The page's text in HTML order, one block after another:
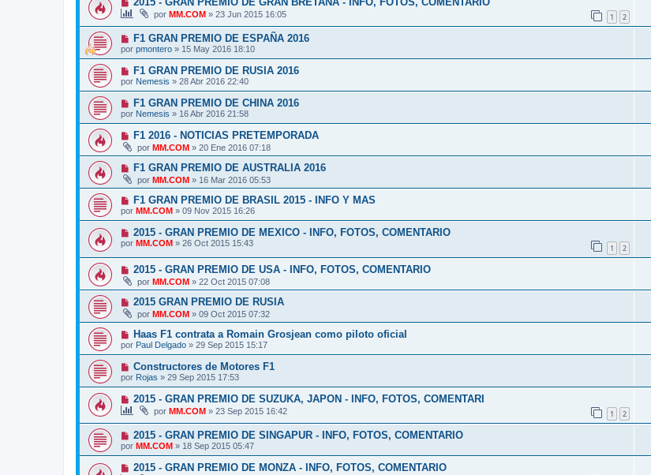
por MM.COM » 23 Jun 2015 16:05 1 2
F1 GRAN PREMIO DE ESPAÑA 2016
por pmontero » 15 May 2016 18:10
F1 GRAN PREMIO DE RUSIA 2016
por Nemesis » 28 Abr 2016 22:40
F1 GRAN PREMIO DE CHINA 2016
por Nemesis » 16 Abr 2016 21:58
F1 2016 - NOTICIAS PRETEMPORADA
por MM.COM » 20 Ene 2016 07:18
F1 GRAN PREMIO DE AUSTRALIA 2016
por MM.COM » 16 Mar 2016 05:53
F1 GRAN PREMIO DE BRASIL 2015 - INFO Y MAS
por MM.COM » 09 Nov 2015 16:26
2015 - GRAN PREMIO DE MEXICO - INFO, FOTOS, COMENTARIO
por MM.COM » 26 Oct 2015 15:43 1 2
2015 - GRAN PREMIO DE USA - INFO, FOTOS, COMENTARIO
por MM.COM » 22 Oct 2015 07:08
2015 GRAN PREMIO DE RUSIA
por MM.COM » 09 Oct 2015 07:32
Haas F1 contrata a Romain Grosjean como piloto oficial
por Paul Delgado » 29 Sep 2015 15:17
Constructores de Motores F1
por Rojas » 29 Sep 2015 17:53
2015 - GRAN PREMIO DE SUZUKA, JAPON - INFO, FOTOS, COMENTARI
por MM.COM » 23 Sep 2015 16:42 1 2
2015 - GRAN PREMIO DE SINGAPUR - INFO, FOTOS, COMENTARIO
por MM.COM » 18 Sep 2015 05:47
2015 - GRAN PREMIO DE MONZA - INFO, FOTOS, COMENTARIO